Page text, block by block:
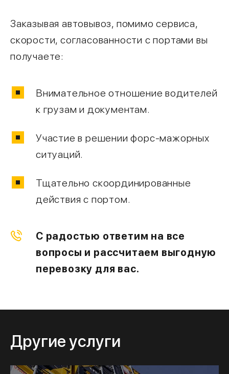
Заказывая автовывоз, помимо сервиса,
скорости, согласованности с портами вы
получаете:
Внимательное отношение водителей
к грузам и документам.
Участие в решении форс-мажорных
ситуаций.
Тщательно скоординированные
действия с портом.
С радостью ответим на все
вопросы и рассчитаем выгодную
перевозку для вас.
Другие услуги